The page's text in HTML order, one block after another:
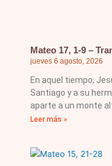
Mateo 17, 1-9 –
jueves 6 agosto, 2026
En aquel tiempo,
Santiago y a su
aparte a un monte
Leer más »